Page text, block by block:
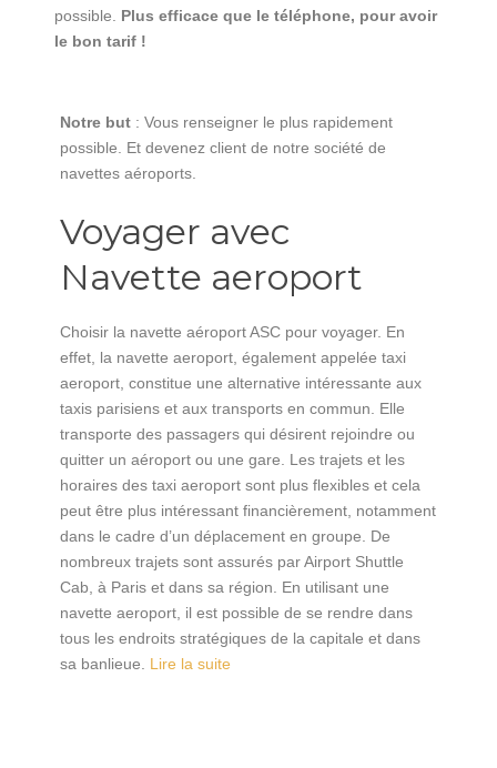
possible. Plus efficace que le téléphone, pour avoir
le bon tarif !
Notre but : Vous renseigner le plus rapidement
possible. Et devenez client de notre société de
navettes aéroports.
Voyager avec
Navette aeroport
Choisir la navette aéroport ASC pour voyager. En
effet, la navette aeroport, également appelée taxi
aeroport, constitue une alternative intéressante aux
taxis parisiens et aux transports en commun. Elle
transporte des passagers qui désirent rejoindre ou
quitter un aéroport ou une gare. Les trajets et les
horaires des taxi aeroport sont plus flexibles et cela
peut être plus intéressant financièrement, notamment
dans le cadre d’un déplacement en groupe. De
nombreux trajets sont assurés par Airport Shuttle
Cab, à Paris et dans sa région. En utilisant une
navette aeroport, il est possible de se rendre dans
tous les endroits stratégiques de la capitale et dans
sa banlieue. Lire la suite